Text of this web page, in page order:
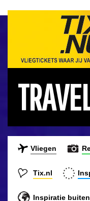
Vliegen
Tix.nl
Inspiratie